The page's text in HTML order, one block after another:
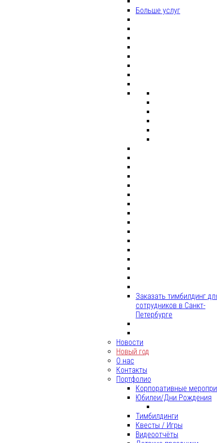
Больше услуг
Заказать тимбилдинг
сотрудников в Санкт-
Петербурге
Новости
Новый год
О нас
Контакты
Портфолио
Корпоративные
Юбилеи/Дни Рождения
Тимбилдинги
Квесты / Игры
Видеоотчёты